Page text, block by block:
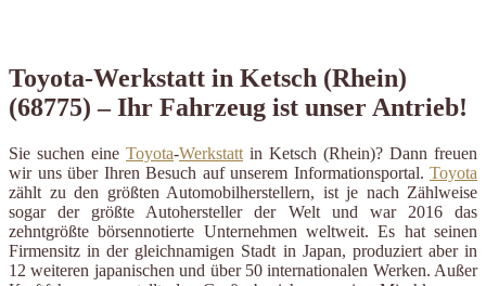
Toyota-Werkstatt in Ketsch (Rhein)
(68775) – Ihr Fahrzeug ist unser Antrieb!
Sie suchen eine Toyota-Werkstatt in Ketsch (Rhein)? Dann freuen
wir uns über Ihren Besuch auf unserem Informationsportal. Toyota
zählt zu den größten Automobilherstellern, ist je nach Zählweise
sogar der größte Autohersteller der Welt und war 2016 das
zehntgrößte börsennotierte Unternehmen weltweit. Es hat seinen
Firmensitz in der gleichnamigen Stadt in Japan, produziert aber in
12 weiteren japanischen und über 50 internationalen Werken. Außer